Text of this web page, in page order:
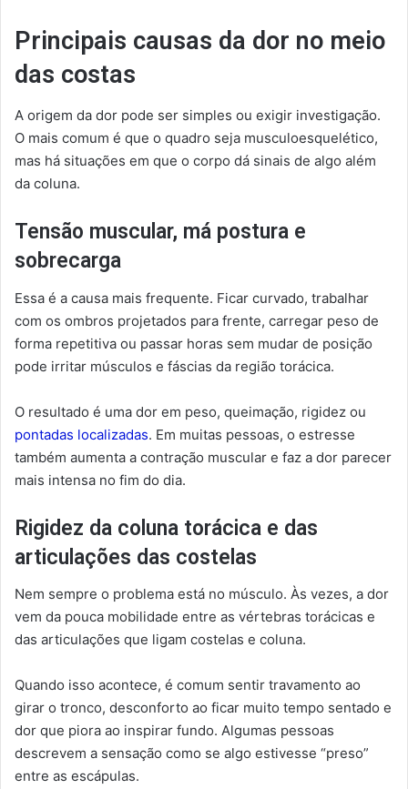
Principais causas da dor no meio
das costas
A origem da dor pode ser simples ou exigir investigação.
O mais comum é que o quadro seja musculoesquelético,
mas há situações em que o corpo dá sinais de algo além
da coluna.
Tensão muscular, má postura e
sobrecarga
Essa é a causa mais frequente. Ficar curvado, trabalhar
com os ombros projetados para frente, carregar peso de
forma repetitiva ou passar horas sem mudar de posição
pode irritar músculos e fáscias da região torácica.
O resultado é uma dor em peso, queimação, rigidez ou
pontadas localizadas. Em muitas pessoas, o estresse
também aumenta a contração muscular e faz a dor parecer
mais intensa no fim do dia.
Rigidez da coluna torácica e das
articulações das costelas
Nem sempre o problema está no músculo. Às vezes, a dor
vem da pouca mobilidade entre as vértebras torácicas e
das articulações que ligam costelas e coluna.
Quando isso acontece, é comum sentir travamento ao
girar o tronco, desconforto ao ficar muito tempo sentado e
dor que piora ao inspirar fundo. Algumas pessoas
descrevem a sensação como se algo estivesse “preso”
entre as escápulas.